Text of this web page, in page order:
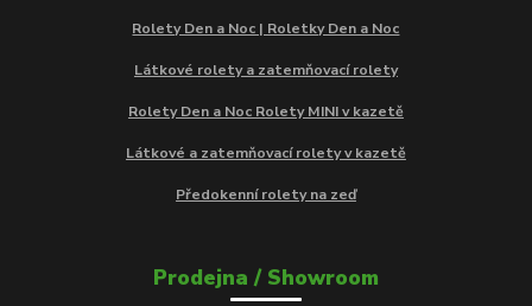
Rolety Den a Noc | Roletky Den a Noc
Látkové rolety a zatemňovací rolety
Rolety Den a Noc Rolety MINI v kazetě
Látkové a zatemňovací rolety v kazetě
Předokenní rolety na zeď
Prodejna / Showroom